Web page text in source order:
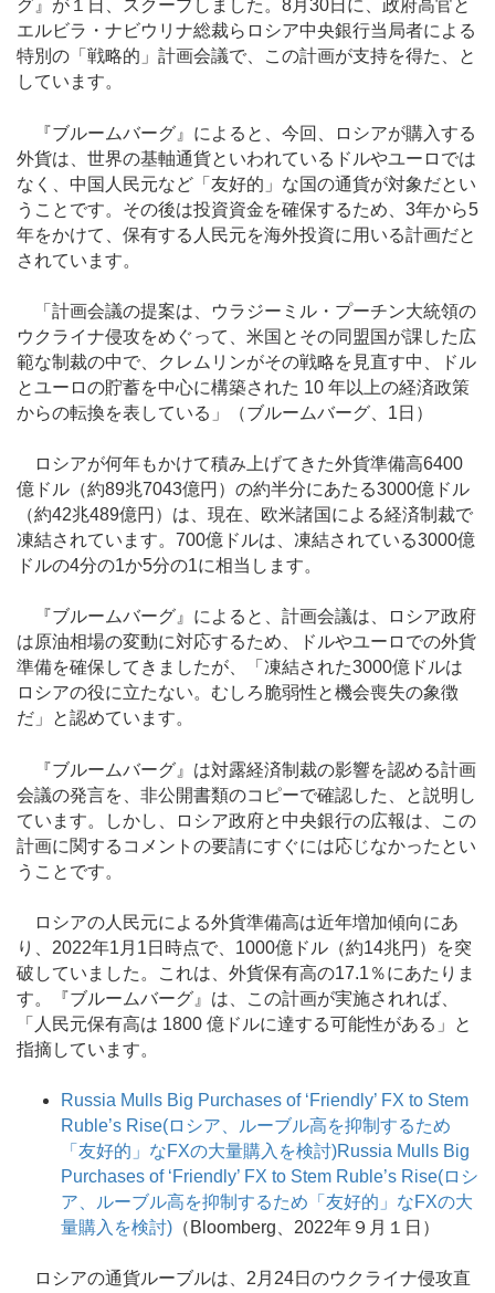
グ』が１日、スクープしました。8月30日に、政府高官と
エルビラ・ナビウリナ総裁らロシア中央銀行当局者による
特別の「戦略的」計画会議で、この計画が支持を得た、と
しています。
『ブルームバーグ』によると、今回、ロシアが購入する
外貨は、世界の基軸通貨といわれているドルやユーロでは
なく、中国人民元など「友好的」な国の通貨が対象だとい
うことです。その後は投資資金を確保するため、3年から5
年をかけて、保有する人民元を海外投資に用いる計画だと
されています。
「計画会議の提案は、ウラジーミル・プーチン大統領の
ウクライナ侵攻をめぐって、米国とその同盟国が課した広
範な制裁の中で、クレムリンがその戦略を見直す中、ドル
とユーロの貯蓄を中心に構築された 10 年以上の経済政策
からの転換を表している」（ブルームバーグ、1日）
ロシアが何年もかけて積み上げてきた外貨準備高6400
億ドル（約89兆7043億円）の約半分にあたる3000億ドル
（約42兆489億円）は、現在、欧米諸国による経済制裁で
凍結されています。700億ドルは、凍結されている3000億
ドルの4分の1か5分の1に相当します。
『ブルームバーグ』によると、計画会議は、ロシア政府
は原油相場の変動に対応するため、ドルやユーロでの外貨
準備を確保してきましたが、「凍結された3000億ドルは
ロシアの役に立たない。むしろ脆弱性と機会喪失の象徴
だ」と認めています。
『ブルームバーグ』は対露経済制裁の影響を認める計画
会議の発言を、非公開書類のコピーで確認した、と説明し
ています。しかし、ロシア政府と中央銀行の広報は、この
計画に関するコメントの要請にすぐには応じなかったとい
うことです。
ロシアの人民元による外貨準備高は近年増加傾向にあ
り、2022年1月1日時点で、1000億ドル（約14兆円）を突
破していました。これは、外貨保有高の17.1％にあたりま
す。『ブルームバーグ』は、この計画が実施されれば、
「人民元保有高は 1800 億ドルに達する可能性がある」と
指摘しています。
Russia Mulls Big Purchases of ‘Friendly’ FX to Stem
Ruble’s Rise(ロシア、ルーブル高を抑制するため
「友好的」なFXの大量購入を検討)Russia Mulls Big
Purchases of ‘Friendly’ FX to Stem Ruble’s Rise(ロシ
ア、ルーブル高を抑制するため「友好的」なFXの大
量購入を検討) （Bloomberg、2022年９月１日）
ロシアの通貨ルーブルは、2月24日のウクライナ侵攻直